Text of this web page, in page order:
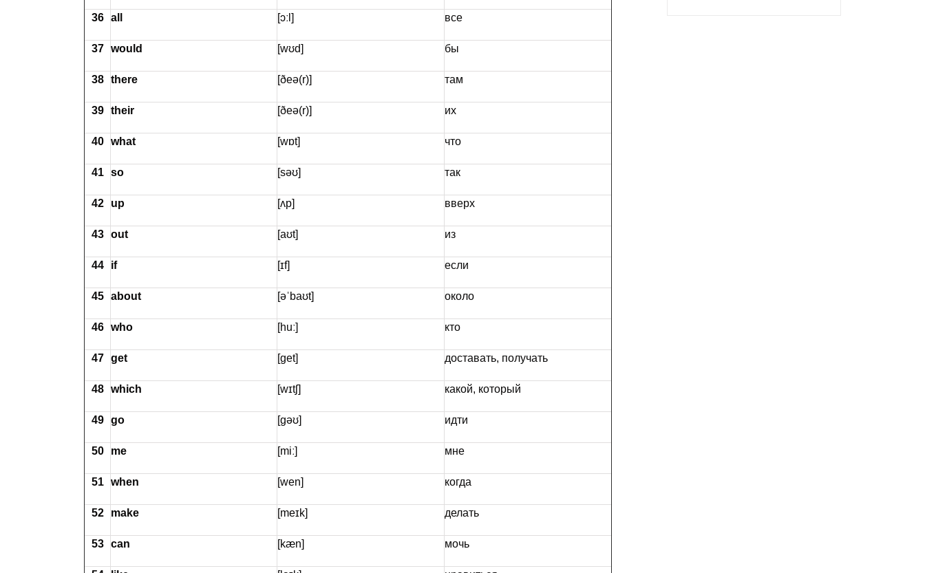
36 all [ɔːl] все
37 would [wʊd] бы
38 there [ðeə(r)] там
39 their [ðeə(r)] их
40 what [wɒt] что
41 so [səʊ] так
42 up [ʌp] вверх
43 out [aʊt] из
44 if [ɪf] если
45 about [əˈbaʊt] около
46 who [huː] кто
47 get [ɡet] доставать, получать
48 which [wɪtʃ] какой, который
49 go [ɡəʊ] идти
50 me [miː] мне
51 when [wen] когда
52 make [meɪk] делать
53 can [kæn] мочь